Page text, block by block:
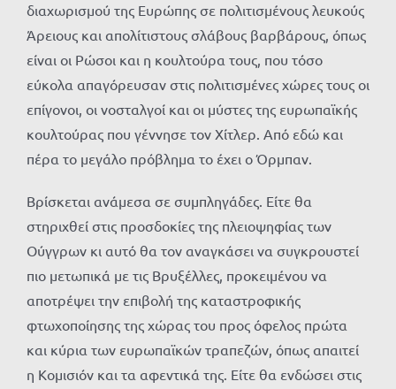
διαχωρισμού της Ευρώπης σε πολιτισμένους λευκούς
Άρειους και απολίτιστους σλάβους βαρβάρους, όπως
είναι οι Ρώσοι και η κουλτούρα τους, που τόσο
εύκολα απαγόρευσαν στις πολιτισμένες χώρες τους οι
επίγονοι, οι νοσταλγοί και οι μύστες της ευρωπαϊκής
κουλτούρας που γέννησε τον Χίτλερ. Από εδώ και
πέρα το μεγάλο πρόβλημα το έχει ο Όρμπαν.
Βρίσκεται ανάμεσα σε συμπληγάδες. Είτε θα
στηριχθεί στις προσδοκίες της πλειοψηφίας των
Ούγγρων κι αυτό θα τον αναγκάσει να συγκρουστεί
πιο μετωπικά με τις Βρυξέλλες, προκειμένου να
αποτρέψει την επιβολή της καταστροφικής
φτωχοποίησης της χώρας του προς όφελος πρώτα
και κύρια των ευρωπαϊκών τραπεζών, όπως απαιτεί
η Κομισιόν και τα αφεντικά της. Είτε θα ενδώσει στις